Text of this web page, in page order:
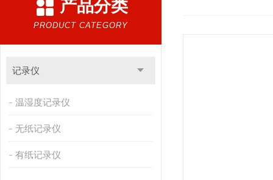
产品分类
PRODUCT CATEGORY
记录仪
温湿度记录仪
无纸记录仪
有纸记录仪